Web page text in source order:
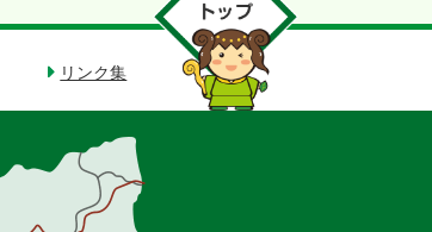
リンク集